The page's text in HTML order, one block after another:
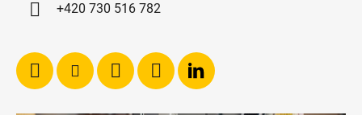
+420 730 516 782